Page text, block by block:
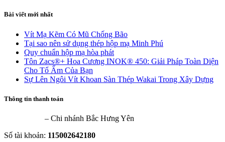
Bài viết mới nhất
Vít Mạ Kẽm Có Mũ Chống Bão
Tại sao nên sử dụng thép hộp mạ Minh Phú
Quy chuẩn hộp mạ hòa phát
Tôn Zacs®+ Hoa Cương INOK® 450: Giải Pháp Toàn Diện
Cho Tổ Ấm Của Bạn
Sự Lên Ngôi Vít Khoan Sàn Thép Wakai Trong Xây Dựng
Thông tin thanh toán
– Chi nhánh Bắc Hưng Yên
Số tài khoản: 115002642180